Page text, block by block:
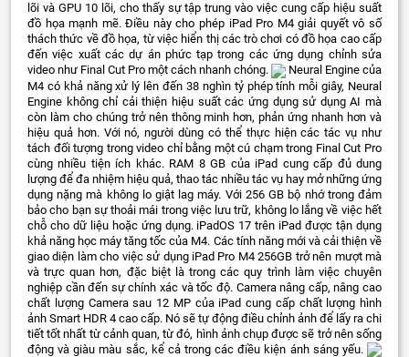
lõi và GPU 10 lõi, cho thấy sự tập trung vào việc cung cấp hiệu suất
đồ họa mạnh mẽ. Điều này cho phép iPad Pro M4 giải quyết vô số
thách thức về đồ họa, từ việc hiển thị các trò chơi có đồ họa cao cấp
đến việc xuất các dự án phức tạp trong các ứng dụng chỉnh sửa
video như Final Cut Pro một cách nhanh chóng.
Neural Engine của
M4 có khả năng xử lý lên đến 38 nghìn tỷ phép tính mỗi giây, Neural
Engine không chỉ cải thiện hiệu suất các ứng dụng sử dụng AI mà
còn làm cho chúng trở nên thông minh hơn, phản ứng nhanh hơn và
hiệu quả hơn. Với nó, người dùng có thể thực hiện các tác vụ như
tách đối tượng trong video chỉ bằng một cú chạm trong Final Cut Pro
cùng nhiều tiện ích khác. RAM 8 GB của iPad cung cấp đủ dung
lượng để đa nhiệm hiệu quả, thao tác nhiều tác vụ hay mở những ứng
dụng nặng mà không lo giật lag máy. Với 256 GB bộ nhớ trong đảm
bảo cho bạn sự thoải mái trong việc lưu trữ, không lo lắng về việc hết
chỗ cho dữ liệu hoặc ứng dụng. iPadOS 17 trên iPad được tận dụng
khả năng học máy tăng tốc của M4. Các tính năng mới và cải thiện về
giao diện làm cho việc sử dụng iPad Pro M4 256GB trở nên mượt mà
và trực quan hơn, đặc biệt là trong các quy trình làm việc chuyên
nghiệp cần đến sự chính xác và tốc độ. Camera nâng cấp, nâng cao
chất lượng Camera sau 12 MP của iPad cung cấp chất lượng hình
ảnh Smart HDR 4 cao cấp. Nó sẽ tự động điều chỉnh ảnh để lấy ra chi
tiết tốt nhất từ cảnh quan, từ đó, hình ảnh chụp được sẽ trở nên sống
động và giàu màu sắc, kể cả trong các điều kiện ánh sáng yếu.